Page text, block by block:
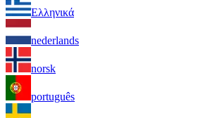
Ελληνικά
nederlands
norsk
português